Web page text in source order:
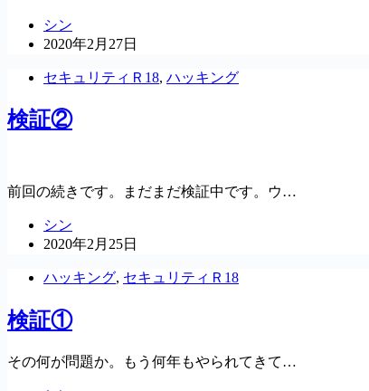
シン
2020年2月27日
セキュリティＲ18, ハッキング
検証②
前回の続きです。まだまだ検証中です。ウ…
シン
2020年2月25日
ハッキング, セキュリティＲ18
検証①
その何が問題か。もう何年もやられてきて…